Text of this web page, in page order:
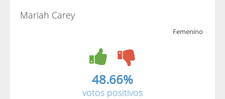
Mariah Carey
Femenino
48.66%
votos positivos